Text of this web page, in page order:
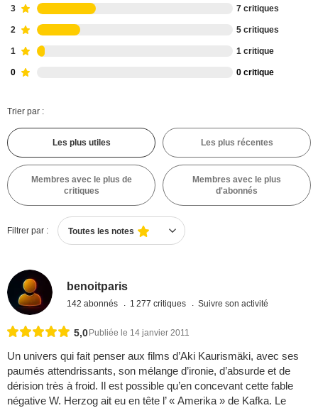
3 7 critiques
2 5 critiques
1 1 critique
0 0 critique
Trier par :
Les plus utiles Les plus récentes
Membres avec le plus de
critiques
Membres avec le plus
d'abonnés
Filtrer par : Toutes les notes
benoitparis
142 abonnés 1 277 critiques Suivre son activité
5,0 Publiée le 14 janvier 2011
Un univers qui fait penser aux films d’Aki Kaurismäki, avec ses
paumés attendrissants, son mélange d’ironie, d’absurde et de
dérision très à froid. Il est possible qu’en concevant cette fable
négative W. Herzog ait eu en tête l’ « Amerika » de Kafka. Le